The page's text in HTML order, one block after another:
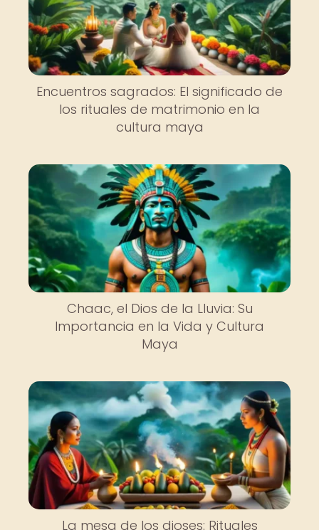
Encuentros sagrados: El significado de
los rituales de matrimonio en la
cultura maya
Chaac, el Dios de la Lluvia: Su
Importancia en la Vida y Cultura
Maya
La mesa de los dioses: Rituales